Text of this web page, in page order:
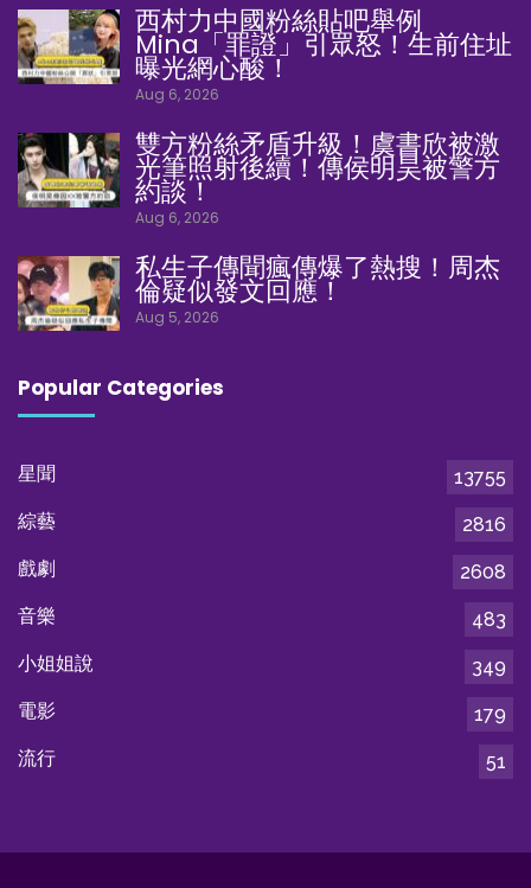
西村力中國粉絲貼吧舉例
Mina「罪證」引眾怒！生前住址
曝光網心酸！
Aug 6, 2026
雙方粉絲矛盾升級！虞書欣被激
光筆照射後續！傳侯明昊被警方
約談！
Aug 6, 2026
私生子傳聞瘋傳爆了熱搜！周杰
倫疑似發文回應！
Aug 5, 2026
Popular Categories
星聞
13755
綜藝
2816
戲劇
2608
音樂
483
小姐姐說
349
電影
179
流行
51